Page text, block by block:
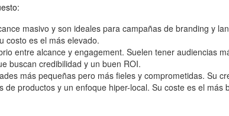
masivo y son ideales para campañas de branding y
costo es el más elevado.
entre alcance y engagement. Suelen tener audiencias
buscan credibilidad y un buen ROI.
más pequeñas pero más fieles y comprometidas. Su
productos y un enfoque hiper-local. Su coste es el